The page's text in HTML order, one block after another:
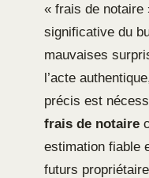
« frais de notaire
significative du
mauvaises
l’acte
précis est
frais de notaire
estimation fiable
futurs